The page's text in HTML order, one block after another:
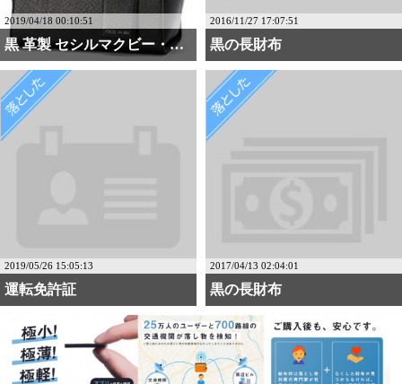
2019/04/18 00:10:51
黒 革製 セシルマクビー・・・
2016/11/27 17:07:51
黒の長財布
2019/05/26 15:05:13
運転免許証
2017/04/13 02:04:01
黒の長財布